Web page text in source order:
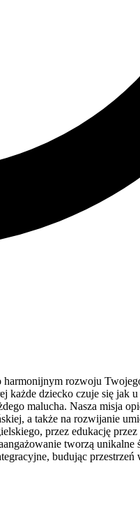
rozwoju
dziecko czuje się jak
malucha. Nasza misja
a także na rozwijanie
przez edukację
tworzą
budując